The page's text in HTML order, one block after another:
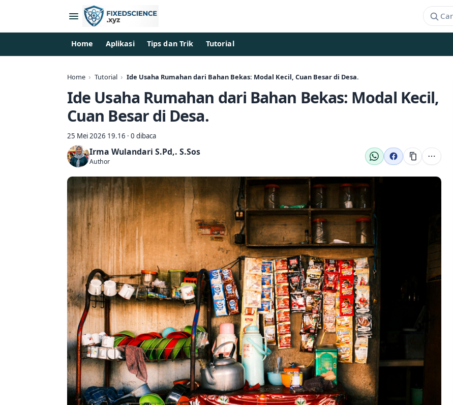
Home Aplikasi Tips dan Trik Tutorial
Home Tutorial Ide Usaha Rumahan dari Bahan Bekas: Modal Kecil, Cuan Besar di Desa.
Ide Usaha Rumahan dari Bahan Bekas: Modal Kecil,
Cuan Besar di Desa.
25 Mei 2026 19.16 · 0 dibaca
Irma Wulandari S.Pd,. S.Sos
Author